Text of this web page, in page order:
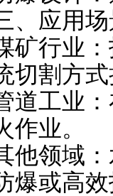
、应用
矿行业
切割方
道工业
作业。
他领域
爆或高